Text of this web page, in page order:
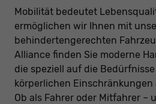
Mobilität bedeutet
ermöglichen wir Ihnen mit
behindertengerechten
Alliance finden Sie moderne
die speziell auf die
körperlichen Einschränkungen
Ob als Fahrer oder Mitfahrer –